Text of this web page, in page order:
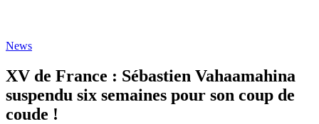
News
XV de France : Sébastien Vahaamahina
suspendu six semaines pour son coup de
coude !